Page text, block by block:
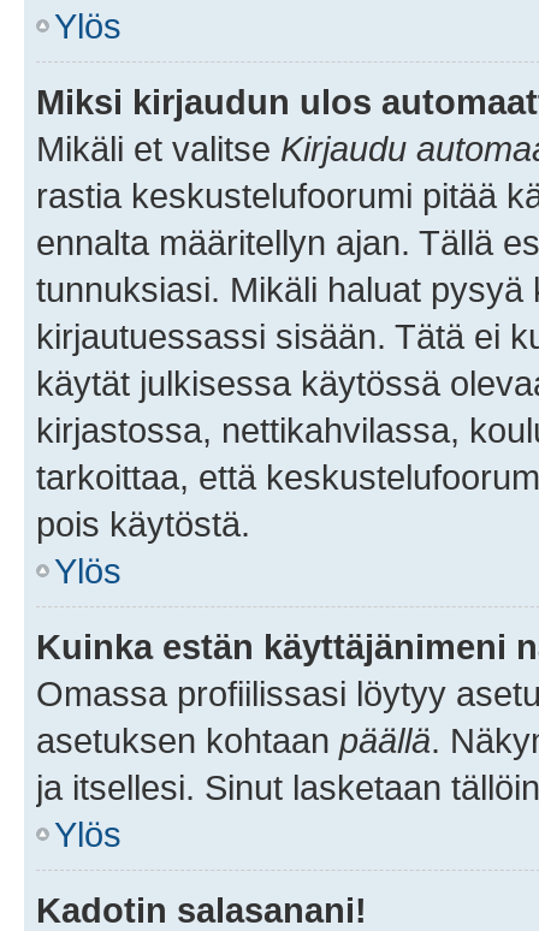
Ylös
Miksi kirjaudun ulos
Mikäli et valitse Kirjaudu
rastia keskustelufoorumi pitää
ennalta määritellyn ajan. Tällä
tunnuksiasi. Mikäli haluat
kirjautuessassi sisään. Tätä ei
käytät julkisessa käytössä
kirjastossa, nettikahvilassa,
tarkoittaa, että
pois käytöstä.
Ylös
Kuinka estän käyttäjänimeni
Omassa profiilissasi löytyy
asetuksen kohtaan päällä.
ja itsellesi. Sinut lasketaan
Ylös
Kadotin salasanani!